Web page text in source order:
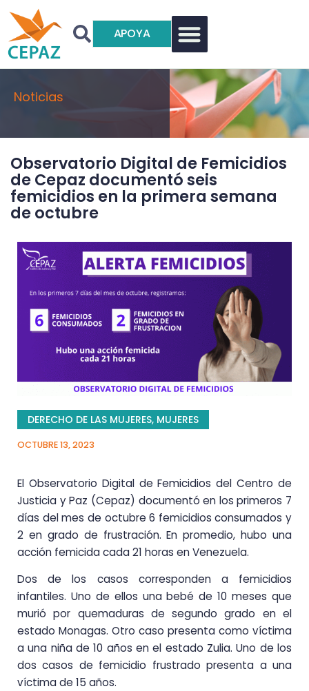
APOYA
Noticias
Observatorio Digital de Femicidios
de Cepaz documentó seis
femicidios en la primera semana
de octubre
DERECHO DE LAS MUJERES, MUJERES
OCTUBRE 13, 2023
El Observatorio Digital de Femicidios del Centro de
Justicia y Paz (Cepaz) documentó en los primeros 7
días del mes de octubre 6 femicidios consumados y
2 en grado de frustración. En promedio, hubo una
acción femicida cada 21 horas en Venezuela.
Dos de los casos corresponden a femicidios
infantiles. Uno de ellos una bebé de 10 meses que
murió por quemaduras de segundo grado en el
estado Monagas. Otro caso presenta como víctima
a una niña de 10 años en el estado Zulia. Uno de los
dos casos de femicidio frustrado presenta a una
víctima de 15 años.